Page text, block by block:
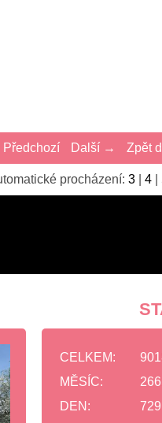
Další → Zpět
procházení:3 |4 |
CELKEM:
MĚSÍC:
DEN:
729